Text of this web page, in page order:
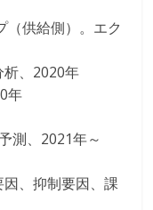
（供給側）。エク
析、2020年
年
測、2021年～
、抑制要因、課